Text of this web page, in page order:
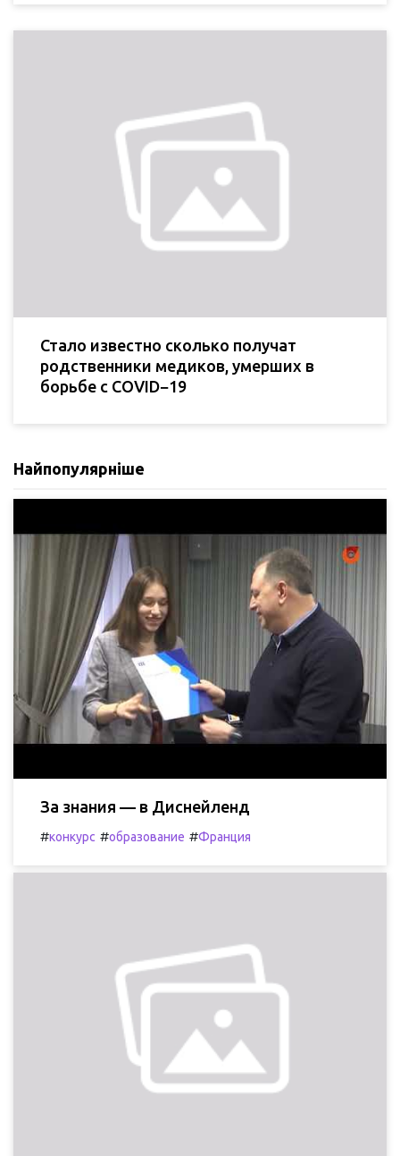
Стало известно сколько получат
родственники медиков, умерших в
борьбе с COVID−19
Найпопулярніше
За знания — в Диснейленд
#конкурс #образование #Франция